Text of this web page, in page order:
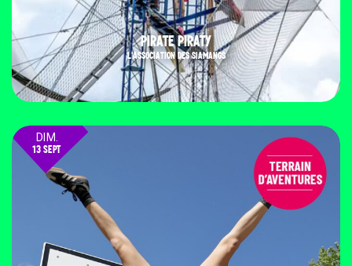
PIRATE PIRATY
L'ASSOCIATION DES SIAMANGS
DIM.
13 SEPT